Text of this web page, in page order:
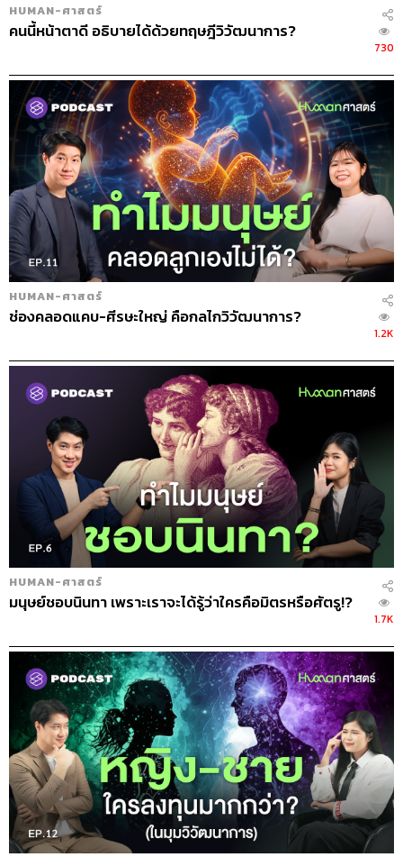
HUMAN-ศาสตร์
คนนี้หน้าตาดี อธิบายได้ด้วยทฤษฎีวิวัฒนาการ?
730
HUMAN-ศาสตร์
ช่องคลอดแคบ-ศีรษะใหญ่ คือกลไกวิวัฒนาการ?
1.2K
HUMAN-ศาสตร์
มนุษย์ชอบนินทา เพราะเราจะได้รู้ว่าใครคือมิตรหรือศัตรู!?
1.7K